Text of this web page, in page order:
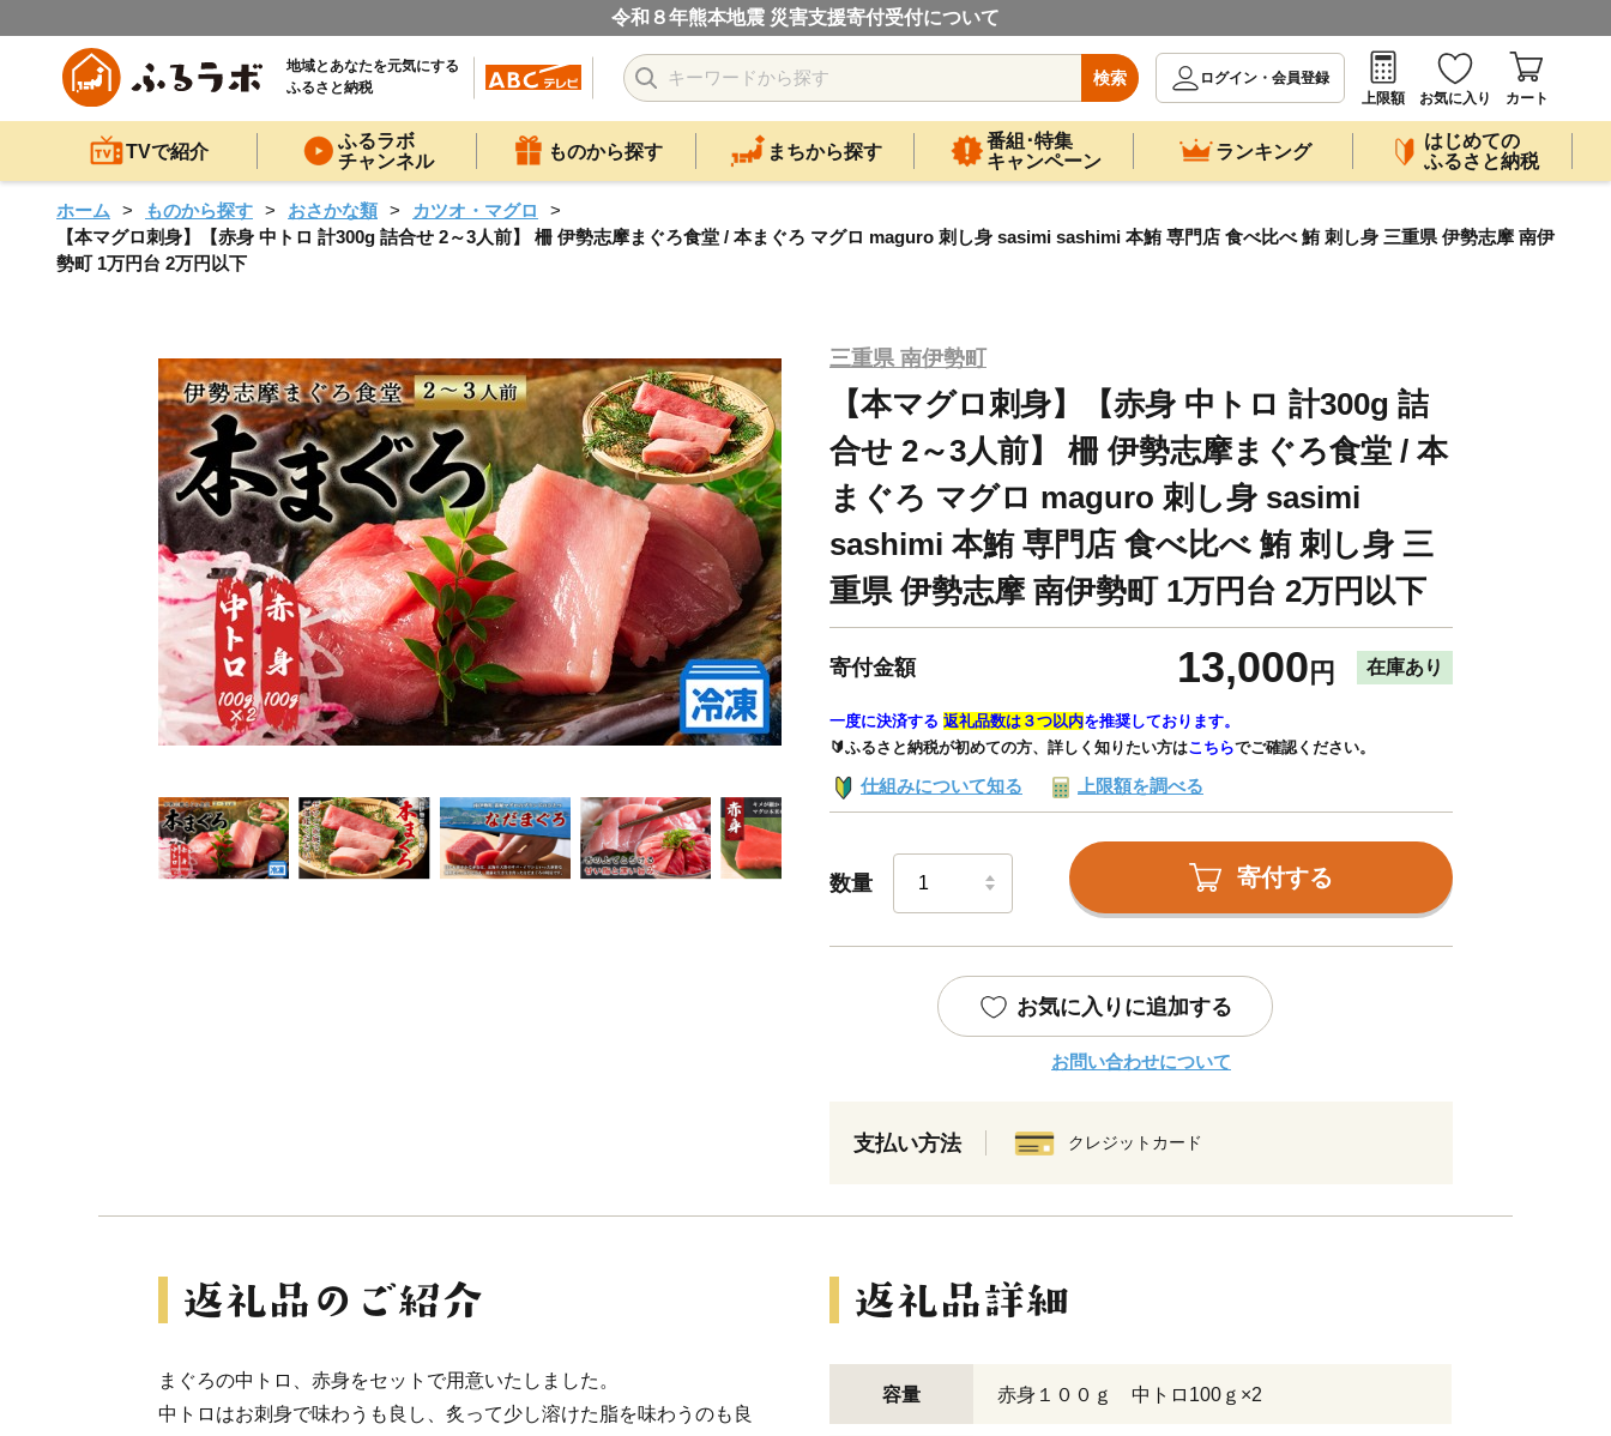
令和８年熊本地震 災害支援寄付受付について
地域とあなたを元気にする
ふるさと納税
検索
ログイン・会員登録
上限額
お気に入り カート
TVで紹介
ふるラボ
チャンネル
ものから探す まちから探す
番組･特集
キャンペーン
ランキング
はじめての
ふるさと納税
ホーム ものから探す おさかな類
カツオ・マグロ
【本マグロ刺身】【赤身 中トロ 計300g 詰合せ 2～3人前】 柵 伊勢志摩まぐろ食堂 / 本まぐろ マグロ maguro 刺し身 sasimi sashimi 本鮪 専門店 食べ比べ 鮪 刺し身 三重県 伊勢志摩 南伊
勢町 1万円台 2万円以下
三重県 南伊勢町
【本マグロ刺身】【赤身 中トロ 計300g 詰
合せ 2～3人前】 柵 伊勢志摩まぐろ食堂 / 本
まぐろ マグロ maguro 刺し身 sasimi
sashimi 本鮪 専門店 食べ比べ 鮪 刺し身 三
重県 伊勢志摩 南伊勢町 1万円台 2万円以下
寄付金額 13,000 円 在庫あり
一度に決済する 返礼品数は３つ以内を推奨しております。
🔰ふるさと納税が初めての方、詳しく知りたい方はこちらでご確認ください。
仕組みについて知る 上限額を調べる
数量 寄付する
お気に入りに追加する
お問い合わせについて
支払い方法 クレジットカード
まぐろの中トロ、赤身をセットで用意いたしました。
中トロはお刺身で味わうも良し、炙って少し溶けた脂を味わうのも良
容量 赤身１００ｇ 中トロ100ｇ×2